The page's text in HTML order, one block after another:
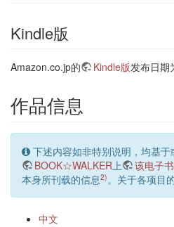
Kindle版
Amazon.co.jp的 Kindle版发布日期
作品信息
下述内容如非特别说明，均基于
BOOK☆WALKER上 该电子
本身所刊载的信息2)。关于各项目
中文